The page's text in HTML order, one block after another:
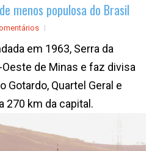
menos populosa do Brasil
em 1963, Serra da
de Minas e faz divisa
Gotardo, Quartel Geral e
270 km da capital.